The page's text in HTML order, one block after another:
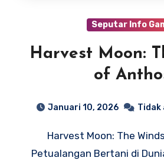
Seputar Info
Harvest Moon:
of
Januari 10, 2026 Tidak
Harvest Moon: The Winds of Anthos,
Petualangan Bertani di